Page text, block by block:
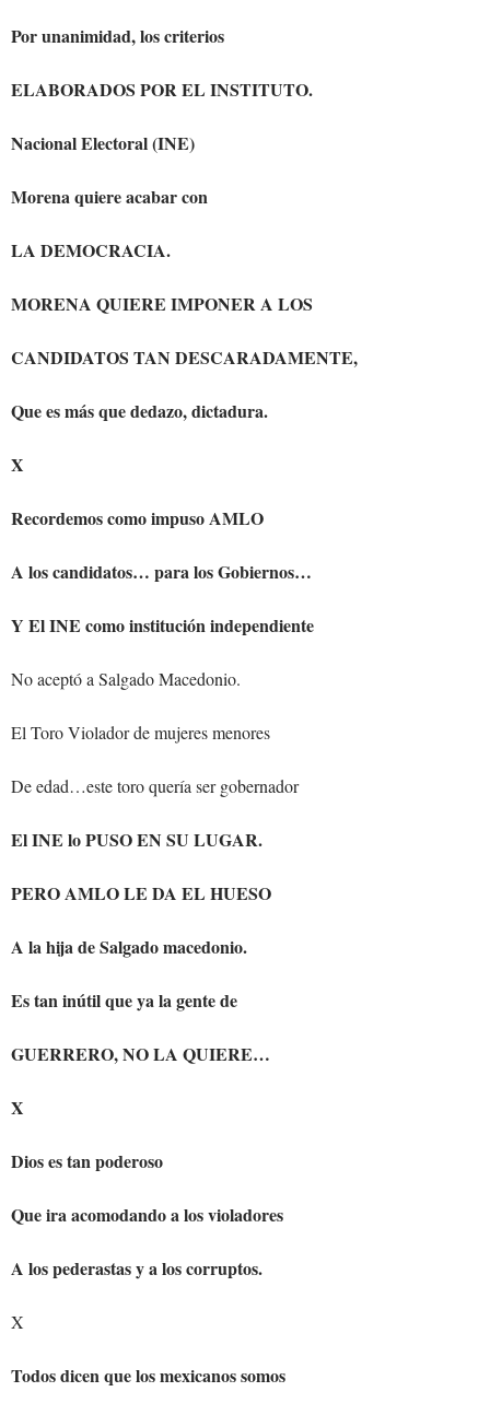
Por unanimidad, los criterios
ELABORADOS POR EL INSTITUTO.
Nacional Electoral (INE)
Morena quiere acabar con
LA DEMOCRACIA.
MORENA QUIERE IMPONER A LOS
CANDIDATOS TAN DESCARADAMENTE,
Que es más que dedazo, dictadura.
X
Recordemos como impuso AMLO
A los candidatos… para los Gobiernos…
Y El INE como institución independiente
No aceptó a Salgado Macedonio.
El Toro Violador de mujeres menores
De edad…este toro quería ser gobernador
El INE lo PUSO EN SU LUGAR.
PERO AMLO LE DA EL HUESO
A la hija de Salgado macedonio.
Es tan inútil que ya la gente de
GUERRERO, NO LA QUIERE…
X
Dios es tan poderoso
Que ira acomodando a los violadores
A los pederastas y a los corruptos.
X
Todos dicen que los mexicanos somos